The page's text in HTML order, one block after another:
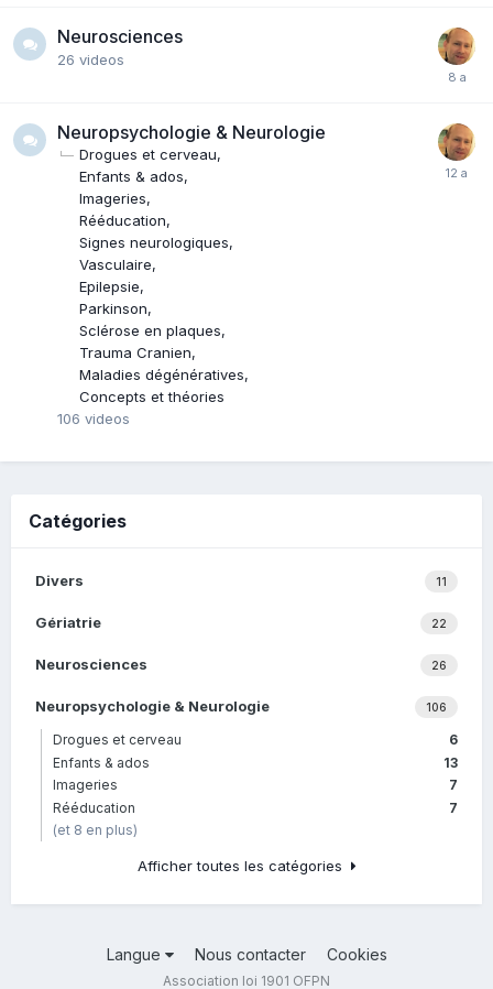
Neurosciences
26 videos
Neuropsychologie & Neurologie
Drogues et cerveau
Enfants & ados
Imageries
Rééducation
Signes neurologiques
Vasculaire
Epilepsie
Parkinson
Sclérose en plaques
Trauma Cranien
Maladies dégénératives
Concepts et théories
106 videos
Catégories
11
Divers
22
Gériatrie
26
Neurosciences
106
Neuropsychologie & Neurologie
6
Drogues et cerveau
13
Enfants & ados
7
Imageries
7
Rééducation
(et 8 en plus)
Afficher toutes les catégories
Langue Nous contacter Cookies
Association loi 1901 OFPN